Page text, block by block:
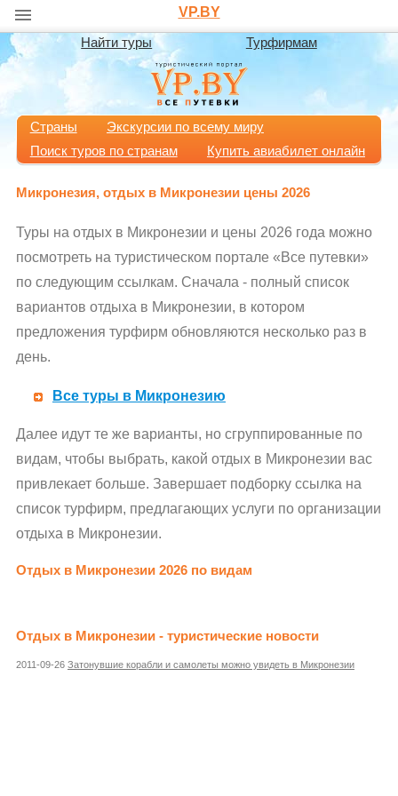
VP.BY
Найти туры Турфирмам
Страны
Экскурсии по всему миру
Поиск туров по странам
Купить авиабилет онлайн
Микронезия, отдых в Микронезии цены 2026
Туры на отдых в Микронезии и цены 2026 года можно
посмотреть на туристическом портале «Все путевки»
по следующим ссылкам. Сначала - полный список
вариантов отдыха в Микронезии, в котором
предложения турфирм обновляются несколько раз в
день.
Все туры в Микронезию
Далее идут те же варианты, но сгруппированные по
видам, чтобы выбрать, какой отдых в Микронезии вас
привлекает больше. Завершает подборку ссылка на
список турфирм, предлагающих услуги по организации
отдыха в Микронезии.
Отдых в Микронезии 2026 по видам
Отдых в Микронезии - туристические новости
2011-09-26 Затонувшие корабли и самолеты можно увидеть в Микронезии